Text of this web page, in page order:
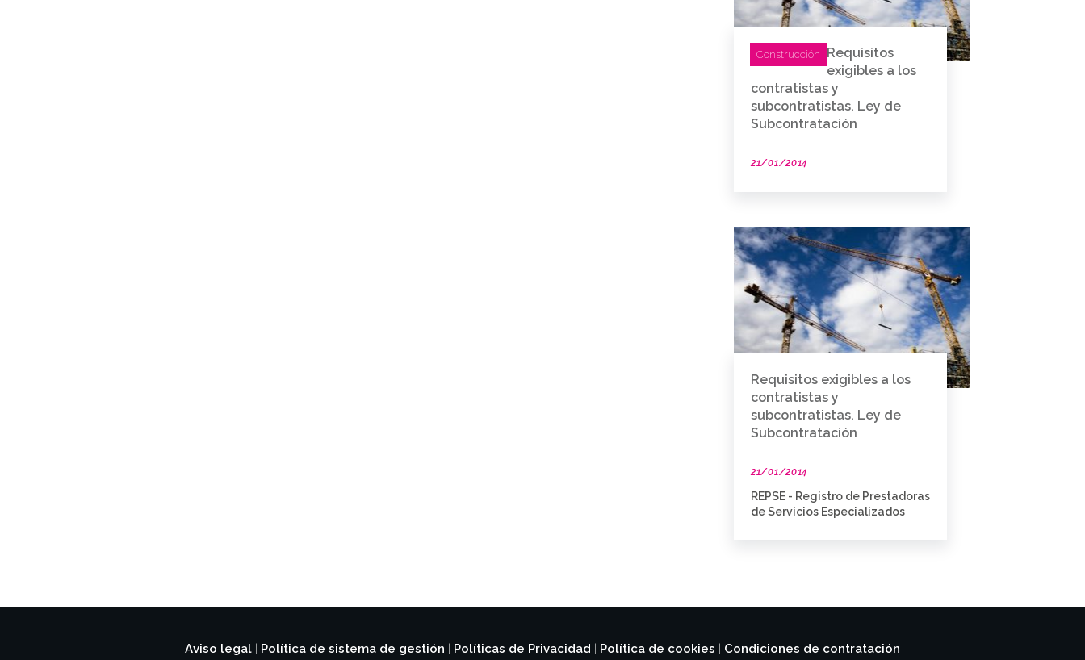
Construcción
Requisitos
exigibles a los
contratistas y
subcontratistas. Ley de
Subcontratación
21/01/2014
Requisitos exigibles a los
contratistas y
subcontratistas. Ley de
Subcontratación
21/01/2014
REPSE - Registro de Prestadoras
de Servicios Especializados
Aviso legal Política de sistema de gestión Políticas de Privacidad Política de cookies Condiciones de contratación